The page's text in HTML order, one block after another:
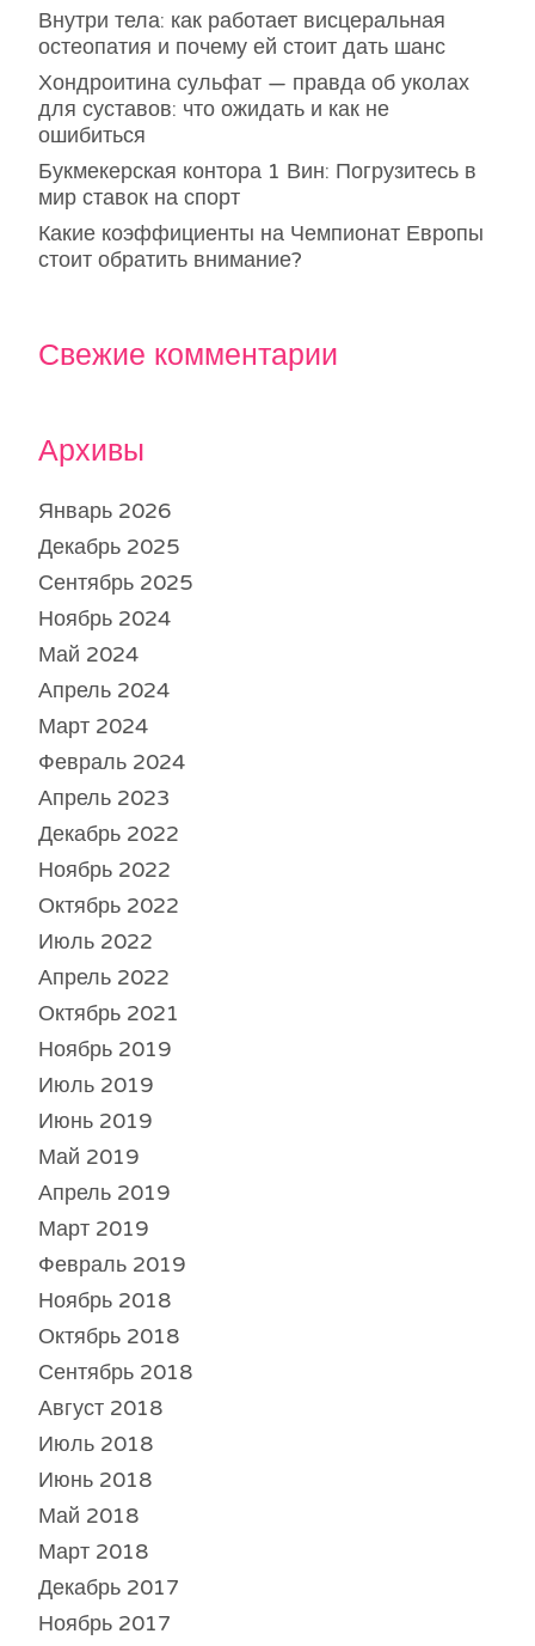
Внутри тела: как работает висцеральная
остеопатия и почему ей стоит дать шанс
Хондроитина сульфат — правда об уколах
для суставов: что ожидать и как не
ошибиться
Букмекерская контора 1 Вин: Погрузитесь в
мир ставок на спорт
Какие коэффициенты на Чемпионат Европы
стоит обратить внимание?
Свежие комментарии
Архивы
Январь 2026
Декабрь 2025
Сентябрь 2025
Ноябрь 2024
Май 2024
Апрель 2024
Март 2024
Февраль 2024
Апрель 2023
Декабрь 2022
Ноябрь 2022
Октябрь 2022
Июль 2022
Апрель 2022
Октябрь 2021
Ноябрь 2019
Июль 2019
Июнь 2019
Май 2019
Апрель 2019
Март 2019
Февраль 2019
Ноябрь 2018
Октябрь 2018
Сентябрь 2018
Август 2018
Июль 2018
Июнь 2018
Май 2018
Март 2018
Декабрь 2017
Ноябрь 2017